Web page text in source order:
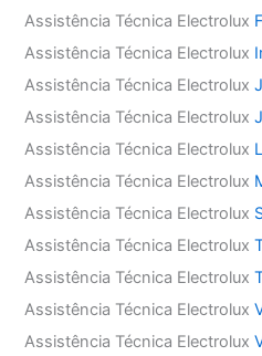
Assistência Técnica Electrolux
Assistência Técnica Electrolux
Assistência Técnica Electrolux
Assistência Técnica Electrolux
Assistência Técnica Electrolux
Assistência Técnica Electrolux
Assistência Técnica Electrolux
Assistência Técnica Electrolux
Assistência Técnica Electrolux
Assistência Técnica Electrolux
Assistência Técnica Electrolux